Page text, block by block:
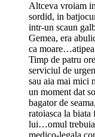
Altceva vroiam
sordid, in
intr-un scaun
Gemea, era
ca moare…atipea
Timp de patru
serviciul de
sau aia mai mici
un moment dat
bagator de
ratoiasca la biata
lui…omul trebuia